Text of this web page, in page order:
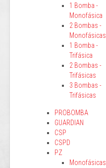
1 Bomba -
Monofásica
2 Bombas -
Monofásicas
1 Bomba -
Trifásica
2 Bombas -
Trifásicas
3 Bombas -
Trifásicas
PROBOMBA
GUARDIAN
CSP
CSPD
PZ
Monofásicas